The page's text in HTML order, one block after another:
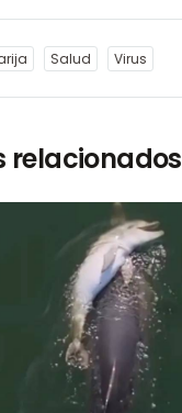
Salud Virus
relacionados